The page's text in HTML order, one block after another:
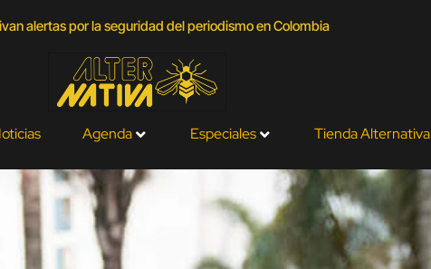
alertas por la seguridad del periodismo en Colombia
Agenda Especiales Tienda Alternativa